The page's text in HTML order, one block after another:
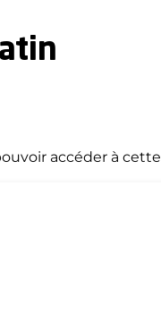
accéder à